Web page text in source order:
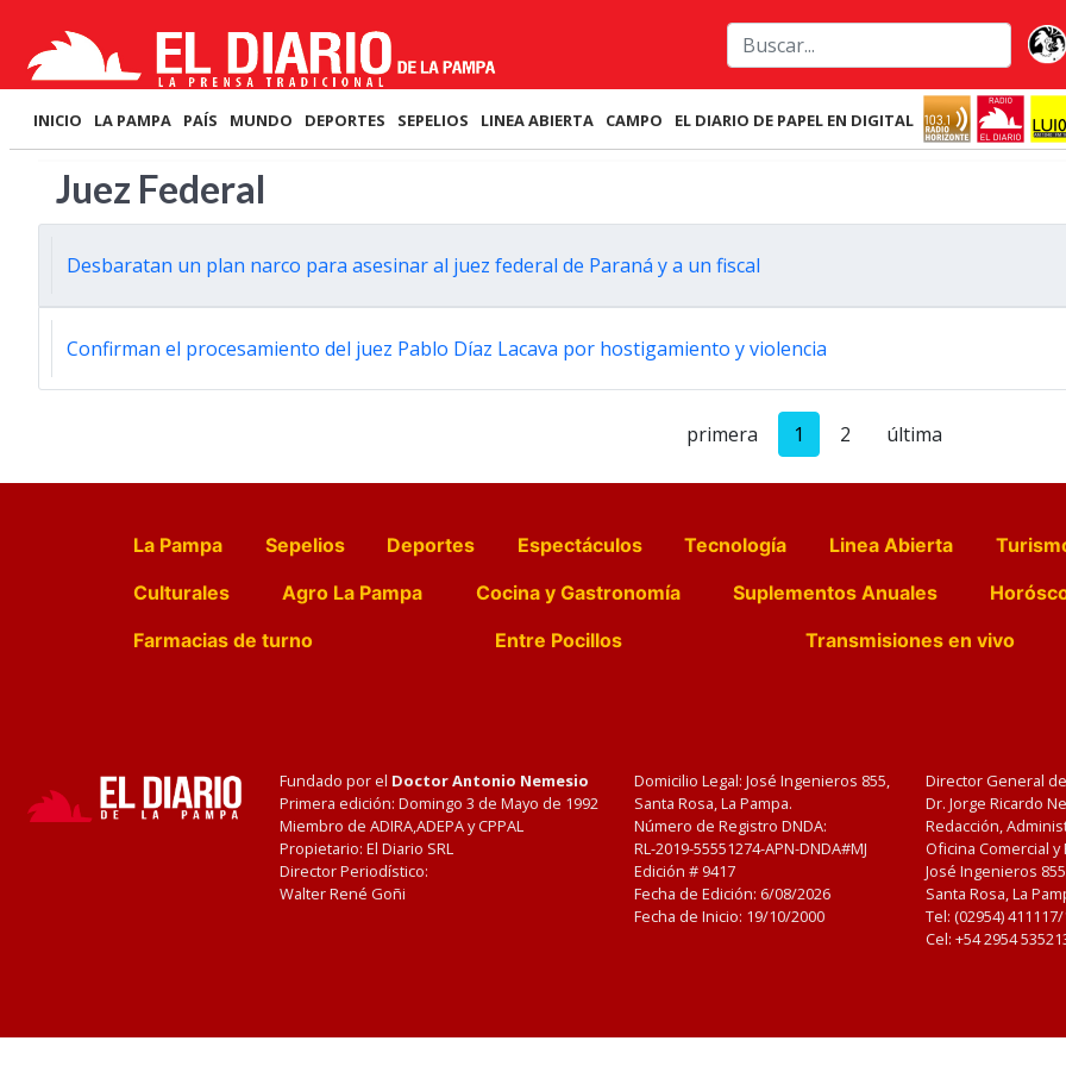
INICIO LA PAMPA PAÍS MUNDO DEPORTES SEPELIOS LINEA ABIERTA CAMPO EL DIARIO DE PAPEL EN DIGITAL
Juez Federal
Desbaratan un plan narco para asesinar al juez federal de Paraná y a un fiscal
Confirman el procesamiento del juez Pablo Díaz Lacava por hostigamiento y violencia
primera 1 2 última
La Pampa Sepelios Deportes Espectáculos Tecnología Linea Abierta
Culturales
Agro La Pampa Cocina y Gastronomía Suplementos Anuales
Farmacias de turno
Entre Pocillos Transmisiones en vivo
Fundado por el Doctor Antonio Nemesio
Primera edición: Domingo 3 de Mayo de 1992
Miembro de ADIRA,ADEPA y CPPAL
Propietario: El Diario SRL
Director Periodístico:
Walter René Goñi
Domicilio Legal: José Ingenieros 855,
Santa Rosa, La Pampa.
Número de Registro DNDA:
RL-2019-55551274-APN-DNDA#MJ
Edición # 9417
Fecha de Edición: 6/08/2026
Fecha de Inicio: 19/10/2000
Director General
Dr. Jorge Ricardo
Redacción,
Oficina Comercial
José Ingenieros
Santa Rosa, La
Tel: (02954)
Cel: +54 2954